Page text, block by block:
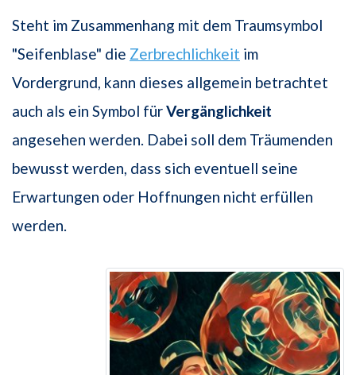
Steht im Zusammenhang mit dem Traumsymbol
"Seifenblase" die Zerbrechlichkeit im
Vordergrund, kann dieses allgemein betrachtet
auch als ein Symbol fürVergänglichkeit
angesehen werden. Dabei soll dem Träumenden
bewusst werden, dass sich eventuell seine
Erwartungen oder Hoffnungen nicht erfüllen
werden.